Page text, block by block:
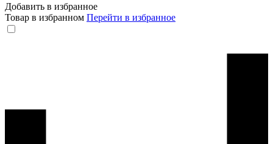
Добавить в избранное
Товар в избранном Перейти в избранное